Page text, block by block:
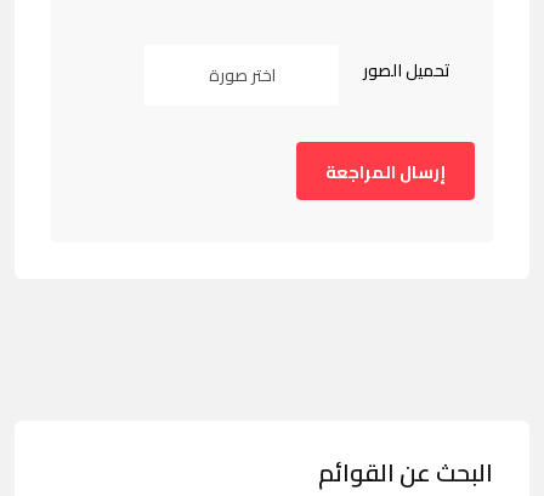
تحميل الصور اختر صورة
البحث عن القوائم